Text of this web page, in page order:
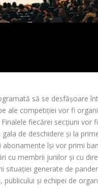
să se desfășoare
ale competiției vor fi
fiecărei secțiuni vor
de deschidere și la
își vor primi
cu membrii juriilor și cu
situației generate de
și echipei de